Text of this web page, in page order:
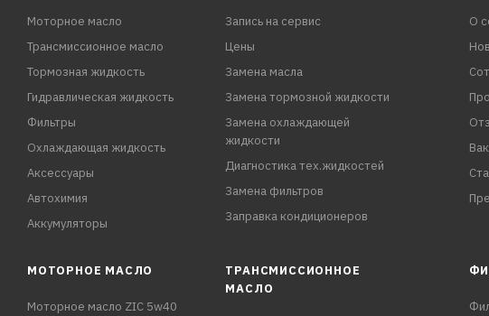
Моторное масло
Трансмиссионное масло
Тормозная жидкость
Гидравлическая жидкость
Фильтры
Охлаждающая жидкость
Аксессуары
Автохимия
Аккумуляторы
Запись на сервис
Цены
Замена масла
Замена тормозной жидкости
Замена охлаждающей
жидкости
Диагностика тех.жидкостей
Замена фильтров
Заправка кондиционеров
О
МОТОРНОЕ МАСЛО
Моторное масло ZIC 5w40
ТРАНСМИССИОННОЕ
МАСЛО